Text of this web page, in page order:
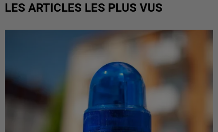
LES ARTICLES LES PLUS VUS